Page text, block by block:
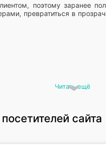
поэтому заранее
превратиться в
Читать ещё
посетителей сайта